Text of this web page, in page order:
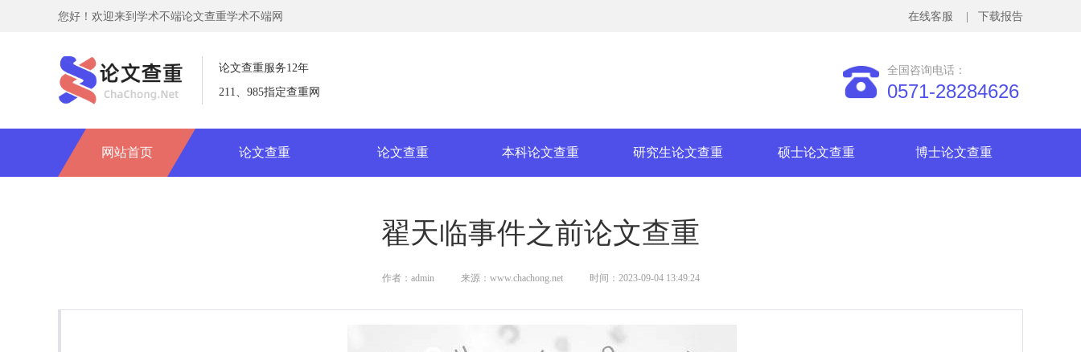
您好！欢迎来到学术不端论文查重学术不端网
网站首页 论文查重 论文查重 本科论文查重 研究生论文查重 硕士论文查重 博士论文查重
论文查重服务12年
211、985指定查重网
全国咨询电话：
0571-28284626
| 下载报告
在线客服
翟天临事件之前论文查重
作者：admin 来源：www.chachong.net 时间：2023-09-04 13:49:24